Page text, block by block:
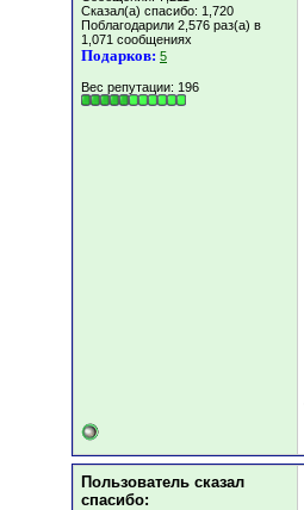
Сказал(а) спасибо: 1,720
Поблагодарили 2,576 раз(а) в
1,071 сообщениях
Подарков: 5
Вес репутации: 196
Пользователь сказал
cпасибо: